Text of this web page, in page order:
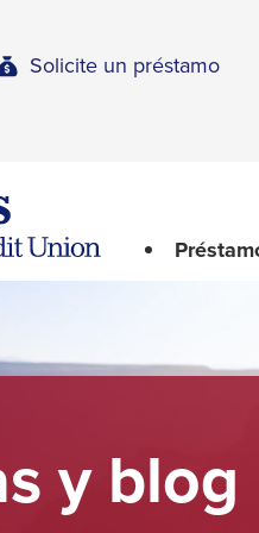
Solicite un préstamo
navigation
utilizing
key.
Any
y blog